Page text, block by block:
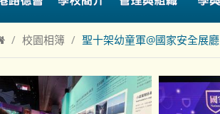
校園相簿 聖十架幼童軍@國家安全展廳